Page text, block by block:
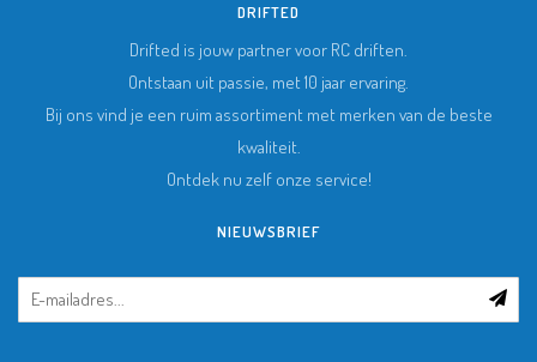
DRIFTED
Drifted is jouw partner voor RC driften.
Ontstaan uit passie, met 10 jaar ervaring.
Bij ons vind je een ruim assortiment met merken van de beste
kwaliteit.
Ontdek nu zelf onze service!
NIEUWSBRIEF